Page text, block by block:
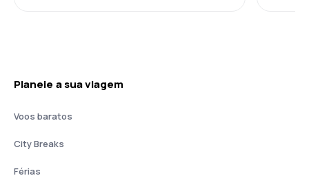
Planeie a sua viagem
Voos baratos
City Breaks
Férias